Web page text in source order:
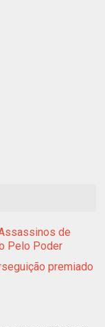
de
Pelo Poder
premiado